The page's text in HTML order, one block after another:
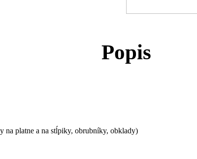
Popis
na platne a na stĺpiky, obrubníky, obklady)